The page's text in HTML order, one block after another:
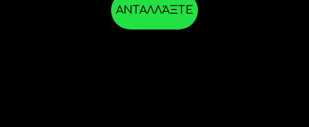
ΑΝΤΑΛΛΆΞΤΕ